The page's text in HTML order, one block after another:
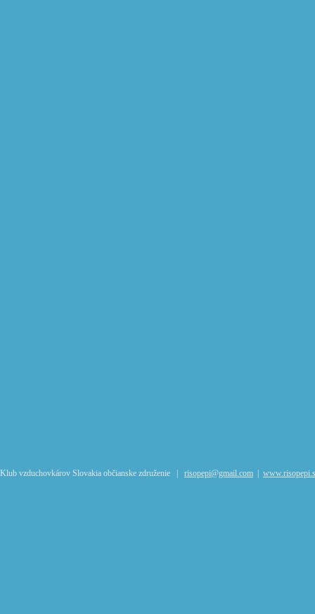
Klub vzduchovkárov Slovakia občianske združenie | risopepi@gmail.com